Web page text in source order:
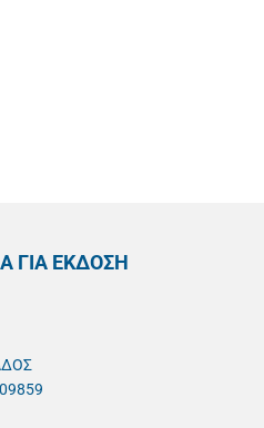
ΓΙΑ ΕΚΔΟΣΗ